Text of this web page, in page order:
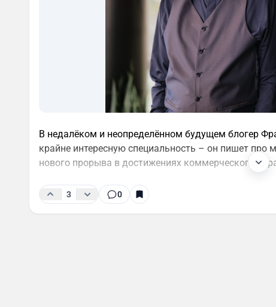
В недалёком и неопределённом будущем блогер
крайне интересную специальность – он пишет про
нового прорыва в достижениях коммерческого
3 0